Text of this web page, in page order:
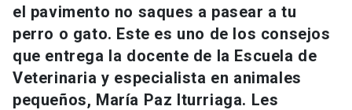
Universidad
Información para keyboard_arrow_down
Futuros estudiantes
Go to english site
el pavimento no saques a pasear a tu
perro o gato. Este es uno de los consejos
que entrega la docente de la Escuela de
Veterinaria y especialista en animales
pequeños, María Paz Iturriaga. Les